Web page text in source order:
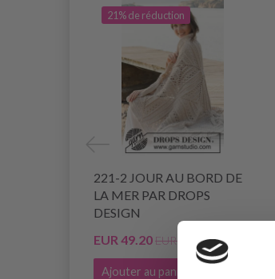
21% de réduction
221-2 JOUR AU BORD DE
LA MER PAR DROPS
DESIGN
EUR 49.20EUR 62.40
Ajouter au panier